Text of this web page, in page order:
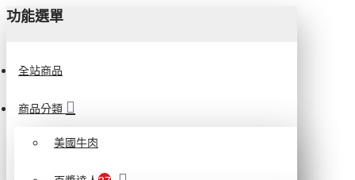
功能選單
全站商品
商品分類
美國牛肉